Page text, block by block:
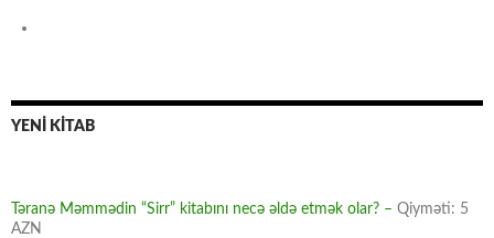
YENİ KİTAB
Təranə Məmmədin “Sirr” kitabını necə əldə etmək olar? – Qiyməti: 5
AZN